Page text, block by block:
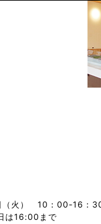
（火） 10：00-16：
は16:00まで